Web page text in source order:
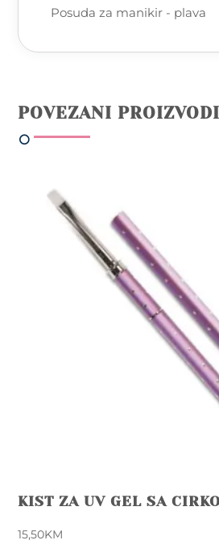
Posuda za manikir - plava
POVEZANI PROIZVODI
KIST ZA UV GEL SA
15,50KM